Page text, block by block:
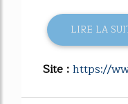
LIRE LA
Site :https://